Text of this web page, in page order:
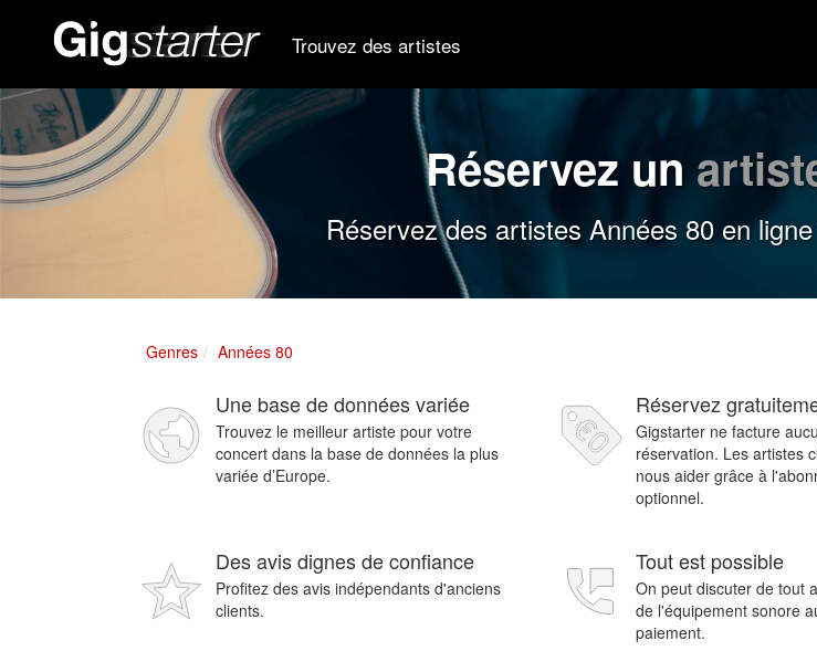
Trouvez des artistes
Réservez un
Réservez des artistes Années 80 en
Genres Années 80
Une base de données variée
Trouvez le meilleur artiste pour votre
concert dans la base de données la plus
variée d’Europe.
Réservez
Gigstarter ne facture
réservation. Les artistes
nous aider grâce à
optionnel.
Des avis dignes de confiance
Profitez des avis indépendants d'anciens
clients.
Tout est possible
On peut discuter de tout
de l'équipement sonore
paiement.